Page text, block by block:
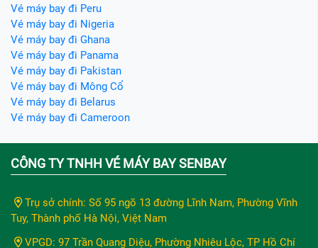
Vé máy bay đi Peru
Vé máy bay đi Nigeria
Vé máy bay đi Ghana
Vé máy bay đi Panama
Vé máy bay đi Pakistan
Vé máy bay đi Mông Cổ
Vé máy bay đi Belarus
Vé máy bay đi Cameroon
CÔNG TY TNHH VÉ MÁY BAY SENBAY
Trụ sở chính: Số 95 ngõ 13 đường Lĩnh Nam, Phường Vĩnh
Tuy, Thành phố Hà Nội, Việt Nam
VPGD: 97 Trần Quang Diệu, Phường Nhiêu Lộc, TP Hồ Chí